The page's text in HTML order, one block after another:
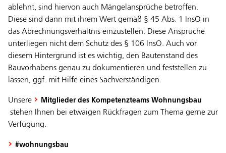
ablehnt, sind hiervon auch Mängelansprüche betroffen.
Diese sind dann mit ihrem Wert gemäß § 45 Abs. 1 InsO in
das Abrechnungsverhältnis einzustellen. Diese Ansprüche
unterliegen nicht dem Schutz des § 106 InsO. Auch vor
diesem Hintergrund ist es wichtig, den Bautenstand des
Bauvorhabens genau zu dokumentieren und feststellen zu
lassen, ggf. mit Hilfe eines Sachverständigen.
Unsere Mitglieder des Kompetenzteams Wohnungsbau
stehen Ihnen bei etwaigen Rückfragen zum Thema gerne zur
Verfügung.
#wohnungsbau